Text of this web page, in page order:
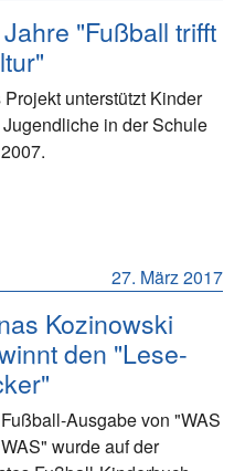
"Fußball trifft
Projekt unterstützt Kinder
in der Schule
27. März 2017
Kozinowski
den "Lese-
Ausgabe von "WAS
wurde auf der